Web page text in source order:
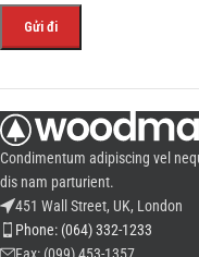
Condimentum adipiscing vel
dis nam parturient.
451 Wall Street, UK, London
Phone: (064) 332-1233
Fax: (099) 453-1357